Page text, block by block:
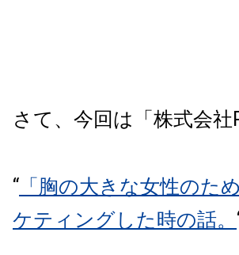
さて、今回は「株式会社
“ 「胸の大きな女性のた
ケティングした時の話。